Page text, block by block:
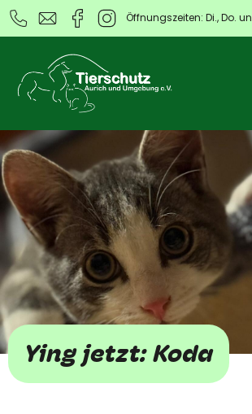
Öffnungszeiten: Di., Do.
Ying jetzt: Koda